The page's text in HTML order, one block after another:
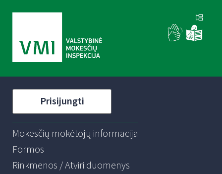
Prisijungti
Mokesčių mokėtojų informacija
Formos
Rinkmenos / Atviri duomenys